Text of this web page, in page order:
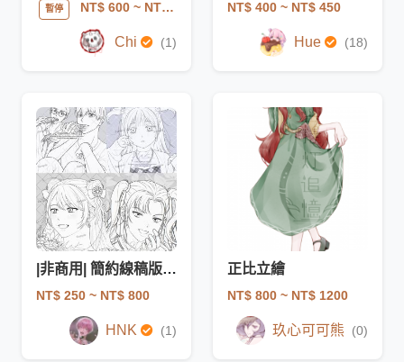
暫停 NT$ 600~ NT$ 850
Chi (1)
NT$ 400 ~ NT$ 450
Hue (18)
|非商用| 簡約線稿版 驚喜包
NT$ 250 ~ NT$ 800
HNK (1)
正比立繪
NT$ 800 ~ NT$ 1200
玖心可可熊 (0)